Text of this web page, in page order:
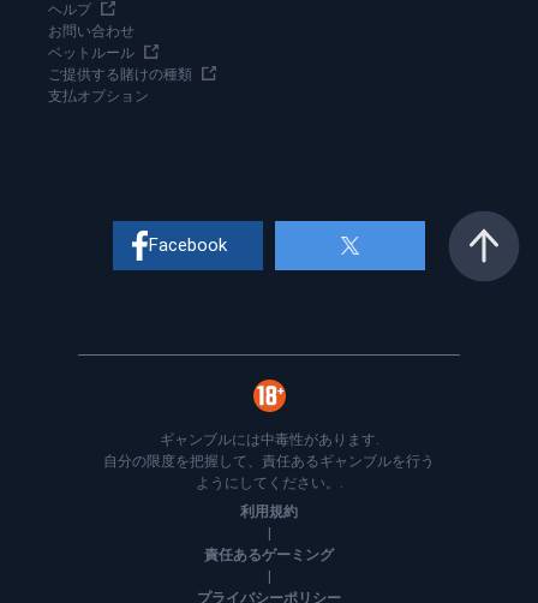
ヘルプ
お問い合わせ
ベットルール
ご提供する賭けの種類
支払オプション
Facebook
ギャンブルには中毒性があります.
自分の限度を把握して、責任あるギャンブルを行う
ようにしてください。.
利用規約
責任あるゲーミング
プライバシーポリシー